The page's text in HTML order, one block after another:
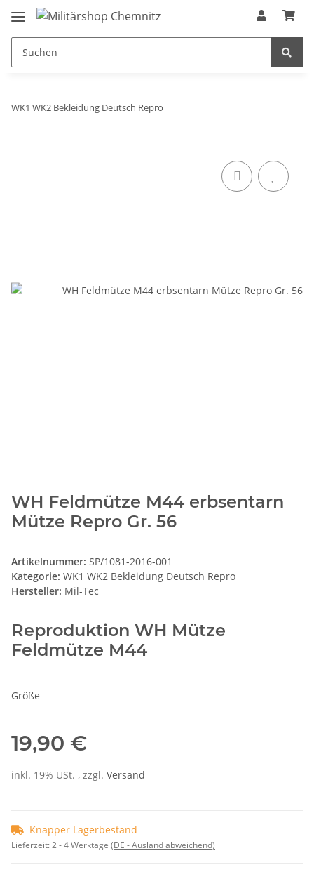
WK1 WK2 Bekleidung Deutsch Repro
WH Feldmütze M44 erbsentarn
Mütze Repro Gr. 56
Artikelnummer: SP/1081-2016-001
Kategorie: WK1 WK2 Bekleidung Deutsch Repro
Hersteller: Mil-Tec
Reproduktion WH Mütze
Feldmütze M44
Größe
19,90 €
inkl. 19% USt. , zzgl. Versand
Knapper Lagerbestand
Lieferzeit:2 - 4 Werktage (DE - Ausland abweichend)